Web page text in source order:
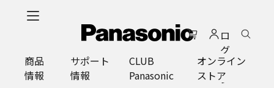
ロ
グ
イ
ン
商品
情報
サポート
情報
CLUB
Panasonic
オンライン
ストア